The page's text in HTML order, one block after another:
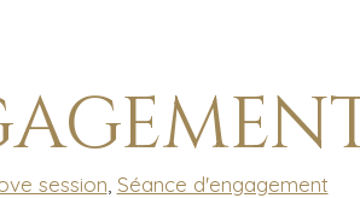
session Séance d'engagement